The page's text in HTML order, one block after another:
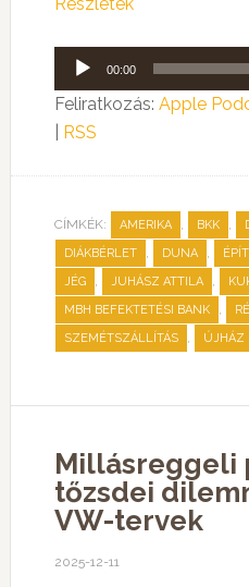
Audió
lejátszó
00:00
Feliratkozás: Apple
RSS
CÍMKÉK: AMERIKA , BKK ,
DIÁKBÉRLET , DUNA ,
JÉG , JUHÁSZ ATTILA ,
MBH BEFEKTETÉSI BANK ,
SZEMÉTSZÁLLÍTÁS , ÚJHÁZ
Millásreggeli
tőzsdei
VW-tervek
2025-12-11